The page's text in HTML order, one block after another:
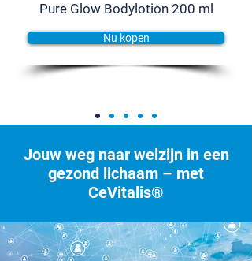
Pure Glow Bodylotion 200 ml
Nu kopen
Jouw weg naar welzijn in een
gezond lichaam – met
CeVitalis®